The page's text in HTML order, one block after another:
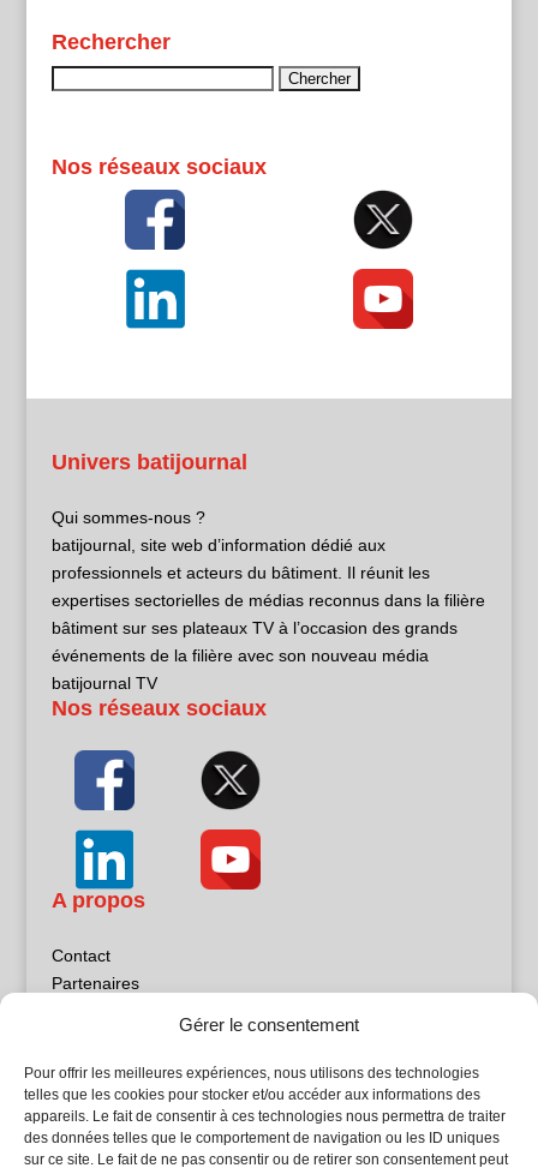
Gérer le consentement
Pour offrir les meilleures expériences, nous utilisons des technologies
telles que les cookies pour stocker et/ou accéder aux informations des
appareils. Le fait de consentir à ces technologies nous permettra de traiter
des données telles que le comportement de navigation ou les ID uniques
sur ce site. Le fait de ne pas consentir ou de retirer son consentement peut
Rechercher
Nos réseaux sociaux
Univers batijournal
Qui sommes-nous ?
batijournal, site web d’information dédié aux
professionnels et acteurs du bâtiment. Il réunit les
expertises sectorielles de médias reconnus dans la filière
bâtiment sur ses plateaux TV à l’occasion des grands
événements de la filière avec son nouveau média
batijournal TV
Nos réseaux sociaux
A propos
Contact
Partenaires
Politique de confidentialité
Sites partenaires
5Façades